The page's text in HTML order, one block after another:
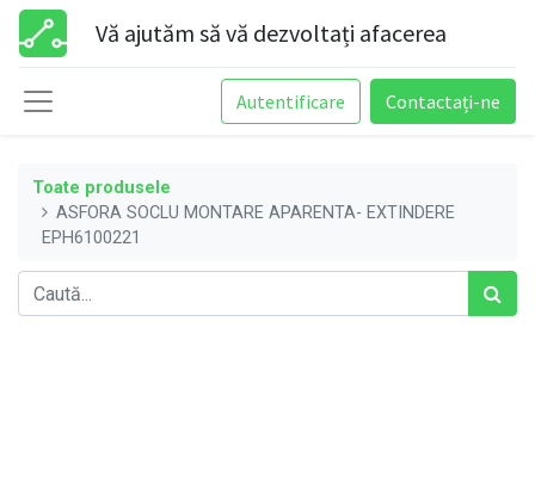
Vă ajutăm să vă dezvoltați afacerea
Autentificare Contactați-ne
Toate produsele
ASFORA SOCLU MONTARE APARENTA- EXTINDERE
EPH6100221